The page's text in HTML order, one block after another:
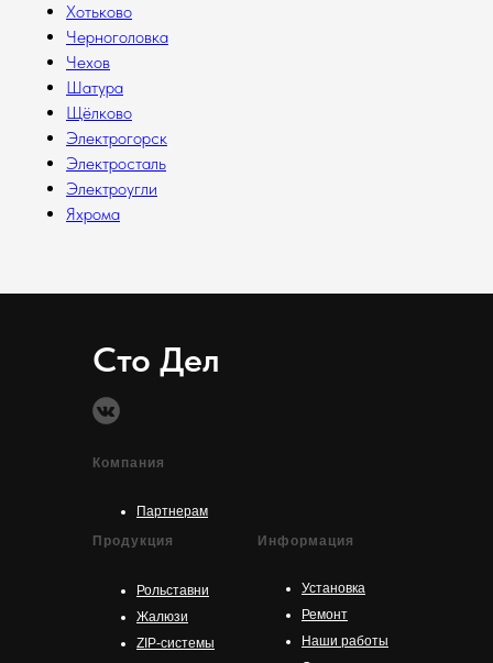
Хотьково
Черноголовка
Чехов
Шатура
Щёлково
Электрогорск
Электросталь
Электроугли
Яхрома
Компания
Партнерам
Продукция
Рольставни
Жалюзи
ZIP-системы
Информация
Установка
Ремонт
Наши работы
Сто Дел